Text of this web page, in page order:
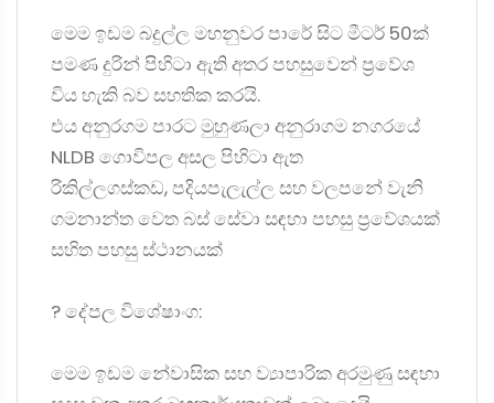
මෙම ඉඩම බදුල්ල මහනුවර පාරේ සිට මීටර් 50ක්
පමණ දුරින් පිහිටා ඇති අතර පහසුවෙන් ප්‍රවේශ
විය හැකි බව සහතික කරයි.
එය අනුරගම පාරට මුහුණලා අනුරාගම නගරයේ
NLDB ගොවිපල අසල පිහිටා ඇත
රිකිල්ලගස්කඩ, පදියපැලැල්ල සහ වලපනේ වැනි
ගමනාන්ත වෙත බස් සේවා සඳහා පහසු ප්‍රවේශයක්
සහිත පහසු ස්ථානයක්
? දේපල විශේෂාංග:
මෙම ඉඩම නේවාසික සහ ව්‍යාපාරික අරමුණු සඳහා